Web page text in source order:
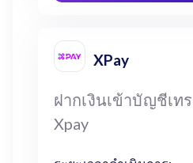
XPay
ฝากเงินเข้าบัญชีเท
Xpay